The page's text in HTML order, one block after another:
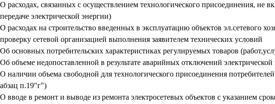
О расходах, связанных с осуществлением технологического присоединения, не
передаче электрической энергии)
О расходах на строительство введенных в эксплуатацию объектов эл.сетевого
проверку сетевой организацией выполнения заявителем технических условий
Об основных потребительских характеристиках регулируемых товаров
Об объеме недопоставленной в результате аварийных отключений
О наличии объема свободной для технологического присоединения
абзац п.19"г")
О вводе в ремонт и выводе из ремонта электросетевых объектов с указанием